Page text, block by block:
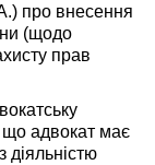
про внесення
(щодо
прав
що адвокат має
діяльністю